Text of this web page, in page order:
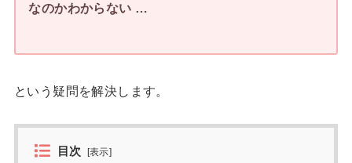
なのかわからない …
という疑問を解決します。
目次 [表示]